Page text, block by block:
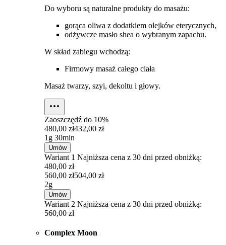
Do wyboru są naturalne produkty do masażu:
gorąca oliwa z dodatkiem olejków eterycznych,
odżywcze masło shea o wybranym zapachu.
W skład zabiegu wchodzą:
Firmowy masaż całego ciała
Masaż twarzy, szyi, dekoltu i głowy.
Zaoszczędź do 10%
480,00 zł432,00 zł
1g 30min
Umów
Wariant 1 Najniższa cena z 30 dni przed obniżką:
480,00 zł
560,00 zł504,00 zł
2g
Umów
Wariant 2 Najniższa cena z 30 dni przed obniżką:
560,00 zł
Complex Moon